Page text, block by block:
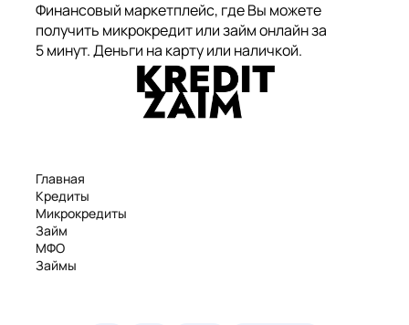
Финансовый маркетплейс, где Вы можете
получить микрокредит или займ онлайн за
5 минут. Деньги на карту или наличкой.
Главная
Кредиты
Микрокредиты
Займ
МФО
Займы